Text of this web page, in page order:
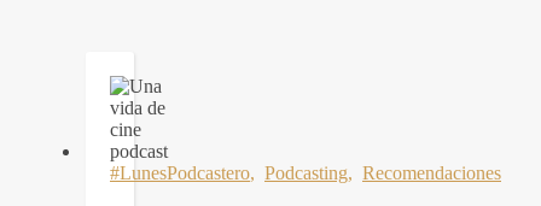
#LunesPodcastero, Podcasting, Recomendaciones